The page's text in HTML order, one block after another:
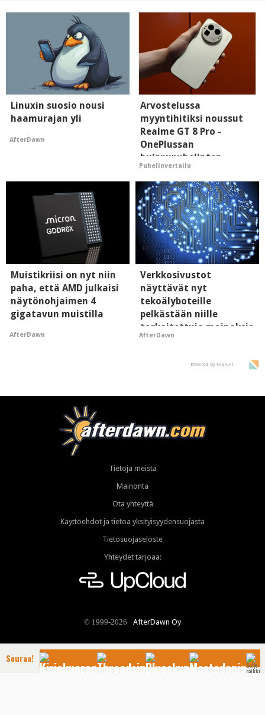
Linuxin suosio nousi
haamurajan yli
AfterDawn
Arvostelussa
myyntihitiksi noussut
Realme GT 8 Pro -
OnePlussan
huippupuhelinten
"perillinen"
Puhelinvertailu
Muistikriisi on nyt niin
paha, että AMD julkaisi
näytönohjaimen 4
gigatavun muistilla
AfterDawn
Verkkosivustot
näyttävät nyt
tekoälyboteille
pelkästään niille
tarkoitettuja mainoksia
- vaikuttaa tekoälyn
AfterDawn
Powered by HIGH.FI
Tietoja meistä
Mainonta
Ota yhteyttä
Käyttöehdot ja tietoa yksityisyydensuojasta
Tietosuojaseloste
Yhteydet tarjoaa:
© 1999-2026 AfterDawn Oy
Seuraa!